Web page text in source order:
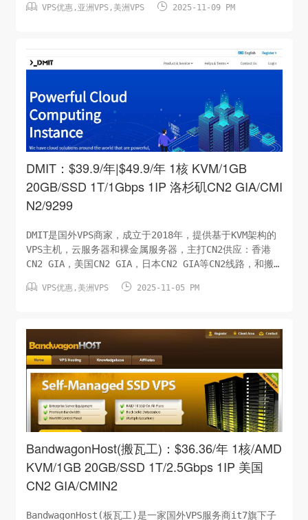
提供30天全额退款保证。下列机型都是可以切换机房的，下
20GB/SSD月流量：1T/1Gbps | 1T/2.5Gbps虚拟架构：
KVM系统：LinuxIP：1个/IPv4价格：$44.49/年 |
 VPS优惠, 亚洲VPS, 美洲VPS  2025-11-09 PM
DMIT：$39.9/年|$49.9/年 1核 KVM/1GB
20GB/SSD 1T/1Gbps 1IP 洛杉矶CN2 GIA/CMI
N2/9299
DMIT是国外VPS商家，成立于2018年，提供基于KVM架构的
VPS主机，云服务器和裸金属服务器，主打CN2供应：香港
CN2 GIA，美国CN2 GIA，日本CN2 GIA等CN2线路，和搬
家不错的选择，下列为CMIN2/9299线路VPS，移动CMIN2回
虚拟架构：KVM系统：LinuxIP：1个/IPv4价格：$39.9/年
洛杉矶CMI N2/9299（购买链接）CPU：1 核内存：1
GB...
 VPS优惠, 美洲VPS  2025-11-05 PM
BandwagonHost(搬瓦工)：$36.36/年 1核/AMD
KVM/1GB 20GB/SSD 1T/2.5Gbps 1IP 美国
CN2 GIA/CMIN2
BandwagonHost(板瓦工)是一家国外VPS服务商it7旗下子